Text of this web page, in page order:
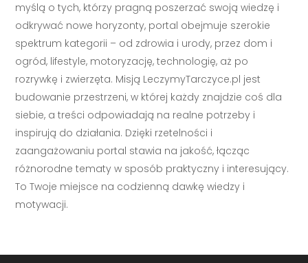
myślą o tych, którzy pragną poszerzać swoją wiedzę i
odkrywać nowe horyzonty, portal obejmuje szerokie
spektrum kategorii – od zdrowia i urody, przez dom i
ogród, lifestyle, motoryzację, technologię, aż po
rozrywkę i zwierzęta. Misją LeczymyTarczyce.pl jest
budowanie przestrzeni, w której każdy znajdzie coś dla
siebie, a treści odpowiadają na realne potrzeby i
inspirują do działania. Dzięki rzetelności i
zaangażowaniu portal stawia na jakość, łącząc
różnorodne tematy w sposób praktyczny i interesujący.
To Twoje miejsce na codzienną dawkę wiedzy i
motywacji.